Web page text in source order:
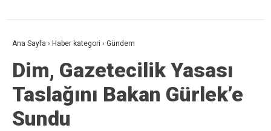
Ana Sayfa › Haber kategori › Gündem
Dim, Gazetecilik Yasası
Taslağını Bakan Gürlek’e
Sundu